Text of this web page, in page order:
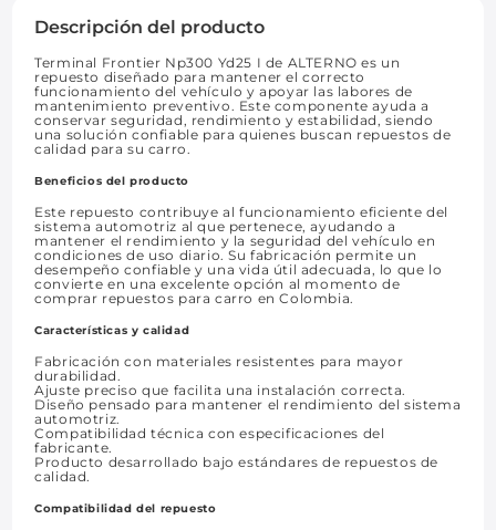
Descripción del producto
Terminal Frontier Np300 Yd25 I de ALTERNO es un
repuesto diseñado para mantener el correcto
funcionamiento del vehículo y apoyar las labores de
mantenimiento preventivo. Este componente ayuda a
conservar seguridad, rendimiento y estabilidad, siendo
una solución confiable para quienes buscan repuestos de
calidad para su carro.
Beneficios del producto
Este repuesto contribuye al funcionamiento eficiente del
sistema automotriz al que pertenece, ayudando a
mantener el rendimiento y la seguridad del vehículo en
condiciones de uso diario. Su fabricación permite un
desempeño confiable y una vida útil adecuada, lo que lo
convierte en una excelente opción al momento de
comprar repuestos para carro en Colombia.
Características y calidad
Fabricación con materiales resistentes para mayor
durabilidad.
Ajuste preciso que facilita una instalación correcta.
Diseño pensado para mantener el rendimiento del sistema
automotriz.
Compatibilidad técnica con especificaciones del
fabricante.
Producto desarrollado bajo estándares de repuestos de
calidad.
Compatibilidad del repuesto